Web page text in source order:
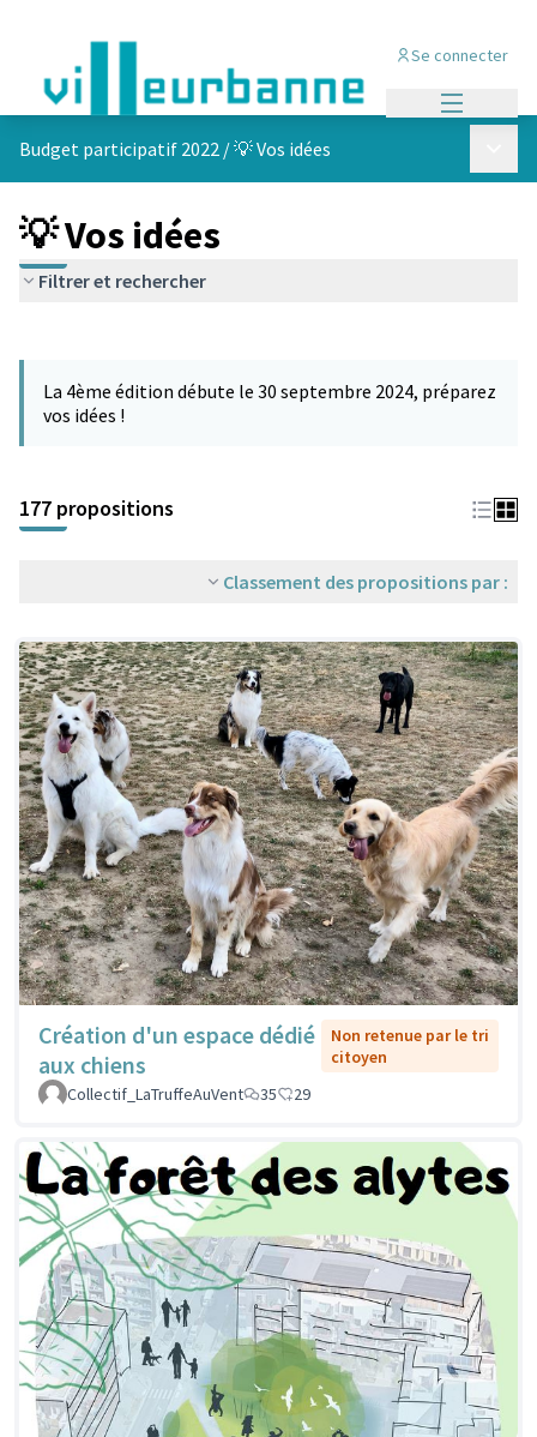
Se connecter
Budget participatif 2022 /💡 Vos idées
💡 Vos idées
Filtrer et rechercher
−
La 4ème édition débute le 30 septembre 2024, préparez
vos idées !
177 propositions
Classement des propositions par :
Création d'un espace dédié
aux chiens
Non retenue par le tri
citoyen
Collectif_LaTruffeAuVent
35 29